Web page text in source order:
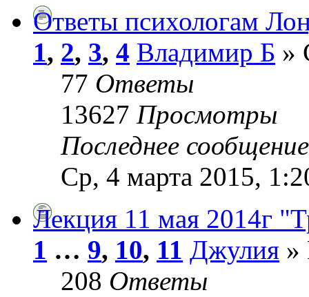
Ответы психологам
1, 2, 3, 4 Владимир Б »
77 Ответы
13627 Просмотры
Последнее
Ср, 4 марта 2015,
Лекция 11 мая 2014г
1 … 9, 10, 11 Джулия »
208 Ответы